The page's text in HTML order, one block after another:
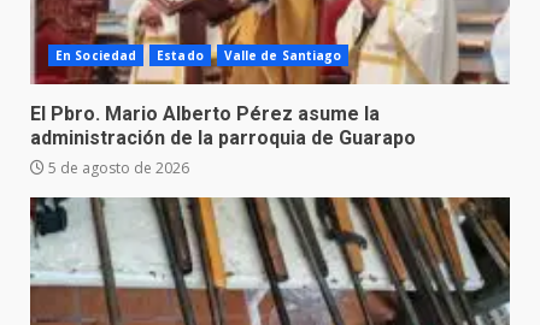
En Sociedad Estado Valle de Santiago
El Pbro. Mario Alberto Pérez asume la
administración de la parroquia de Guarapo
5 de agosto de 2026